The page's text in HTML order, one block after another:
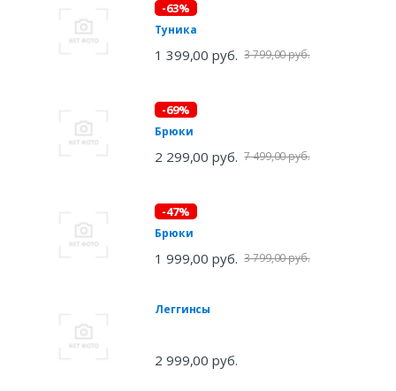
-63%
Туника
1 399,00 руб. 3 799,00 руб.
-69%
Брюки
2 299,00 руб. 7 499,00 руб.
-47%
Брюки
1 999,00 руб. 3 799,00 руб.
Леггинсы
2 999,00 руб.